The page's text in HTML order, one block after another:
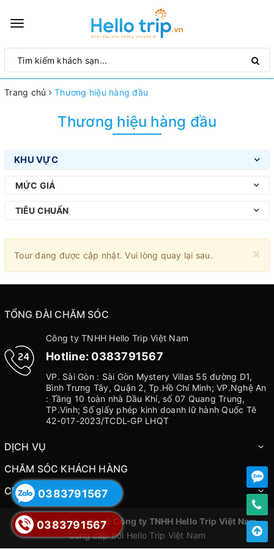
Toggle
Trang chủ Thương hiệu hàng đầu
Thương hiệu hàng đầu
KHU VỰC
MỨC GIÁ
TIÊU CHUẨN
×
Tour đang được cập nhật. Vui lòng quay lại sau.
TỔNG ĐÀI CHĂM SÓC
Công ty TNHH Hello Trip Việt Nam
Hotline: 0383791567
VP. Sài Gòn : Sài Gòn Mystery Villas 55 đường D1,
Bình Trưng Tây, Quận 2, Tp.Hồ Chí Minh; VP.Nghệ An
: Tầng 10 toàn nhà Dầu Khí, số 07 Quang Trung,
TP.Vinh; Số giấy phép kinh doanh lữ hành Quốc Tê
42-017-2023/TCDL-GP LHQT
DỊCH VỤ
CHĂM SÓC KHÁCH HÀNG
CHÍNH SÁCH
© Bản quyền thuộc về
Công ty TNHH Hello Trip Việt Nam
Cung cấp bởi Hello Trip Việt Nam
0383791567
0383791567